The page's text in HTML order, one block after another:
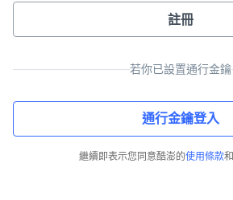
註冊
若你已設置通行金鑰
通行金鑰登入
繼續即表示您同意酷澎的使用條款和